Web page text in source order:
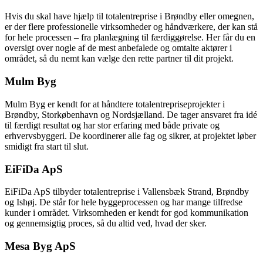
Hvis du skal have hjælp til totalentreprise i Brøndby eller omegnen,
er der flere professionelle virksomheder og håndværkere, der kan stå
for hele processen – fra planlægning til færdiggørelse. Her får du en
oversigt over nogle af de mest anbefalede og omtalte aktører i
området, så du nemt kan vælge den rette partner til dit projekt.
Mulm Byg
Mulm Byg er kendt for at håndtere totalentrepriseprojekter i
Brøndby, Storkøbenhavn og Nordsjælland. De tager ansvaret fra idé
til færdigt resultat og har stor erfaring med både private og
erhvervsbyggeri. De koordinerer alle fag og sikrer, at projektet løber
smidigt fra start til slut.
EiFiDa ApS
EiFiDa ApS tilbyder totalentreprise i Vallensbæk Strand, Brøndby
og Ishøj. De står for hele byggeprocessen og har mange tilfredse
kunder i området. Virksomheden er kendt for god kommunikation
og gennemsigtig proces, så du altid ved, hvad der sker.
Mesa Byg ApS